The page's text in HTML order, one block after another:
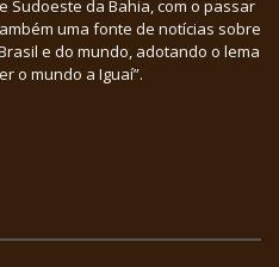
Sudoeste da Bahia, com o passar
uma fonte de notícias sobre
e do mundo, adotando o lema
o mundo a Iguaí”.